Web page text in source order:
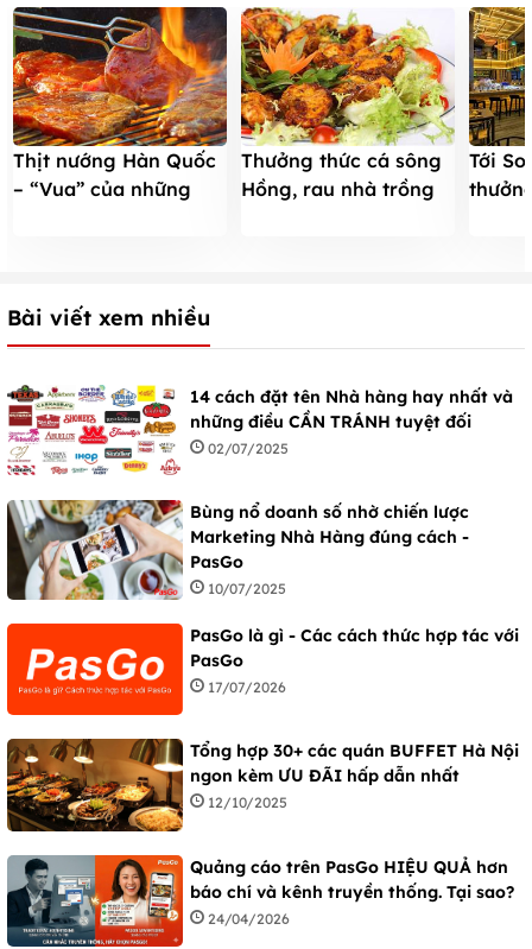
Thịt nướng Hàn Quốc
– “Vua” của những
Thưởng thức cá sông
Hồng, rau nhà trồng
Tới
Bài viết xem nhiều
14 cách đặt tên Nhà hàng hay nhất và
những điều CẦN TRÁNH tuyệt đối
02/07/2025
Bùng nổ doanh số nhờ chiến lược
Marketing Nhà Hàng đúng cách -
PasGo
10/07/2025
PasGo là gì - Các cách thức hợp tác với
PasGo
17/07/2026
Tổng hợp 30+ các quán BUFFET Hà Nội
ngon kèm ƯU ĐÃI hấp dẫn nhất
12/10/2025
Quảng cáo trên PasGo HIỆU QUẢ hơn
báo chí và kênh truyền thống. Tại sao?
24/04/2026